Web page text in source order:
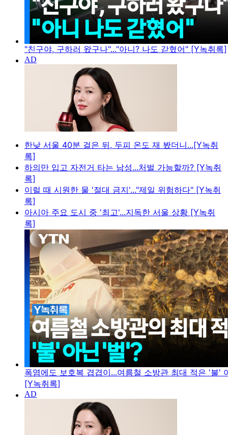
"친구야, 구하러 왔구나"..."아니? 나도 갇혔어" [Y녹취록]
한낮 서울 40분 걸은 뒤, 두피 온도 재 봤더니...[Y녹취
록]
하의만 입고 자전거 타는 남성...처벌 가능할까? [Y녹취
록]
이럴 때 시원한 물 '절대 금지'..."제일 위험하다" [Y녹취
록]
아시아 주요 도시 중 '최고'...지독한 서울 상황 [Y녹취
록]
폭염에도 보호복 겹겹이...여름철 소방관 최대 적은 '불'
[Y녹취록]